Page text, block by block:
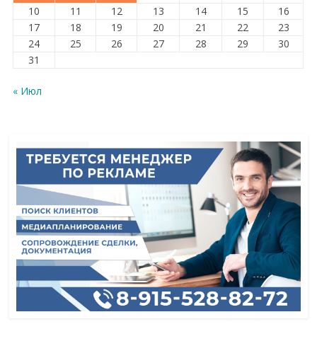
10 11 12 13 14 15
16
17
18 19 20 21 22
23
24
25 26 27 28 29
30
31
« Июл